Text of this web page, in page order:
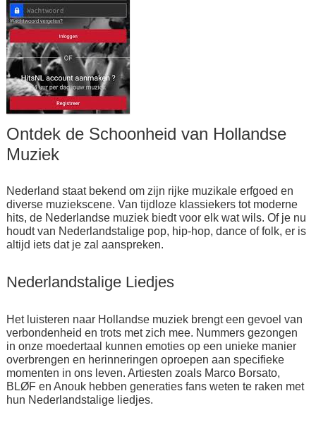
Ontdek de Schoonheid van Hollandse
Muziek
Nederland staat bekend om zijn rijke muzikale erfgoed en
diverse muziekscene. Van tijdloze klassiekers tot moderne
hits, de Nederlandse muziek biedt voor elk wat wils. Of je nu
houdt van Nederlandstalige pop, hip-hop, dance of folk, er is
altijd iets dat je zal aanspreken.
Nederlandstalige Liedjes
Het luisteren naar Hollandse muziek brengt een gevoel van
verbondenheid en trots met zich mee. Nummers gezongen
in onze moedertaal kunnen emoties op een unieke manier
overbrengen en herinneringen oproepen aan specifieke
momenten in ons leven. Artiesten zoals Marco Borsato,
BLØF en Anouk hebben generaties fans weten te raken met
hun Nederlandstalige liedjes.